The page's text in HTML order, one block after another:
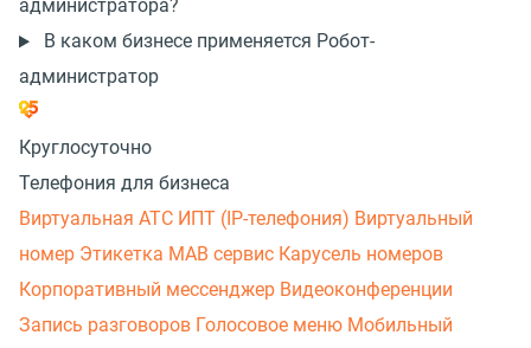
администратора?
В каком бизнесе применяется Робот-
администратор
Круглосуточно
Телефония для бизнеса
Виртуальная АТС ИПТ (IP-телефония) Виртуальный
номер Этикетка МАВ сервис Карусель номеров
Корпоративный мессенджер Видеоконференции
Запись разговоров Голосовое меню Мобильный